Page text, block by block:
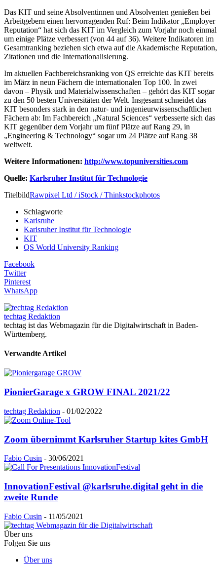
Das KIT und seine Absolventinnen und Absolventen genießen bei
Arbeitgebern einen hervorragenden Ruf: Beim Indikator „Employer
Reputation“ hat sich das KIT im Vergleich zum Vorjahr noch einmal
um einige Plätze verbessert (von 44 auf 36). Weitere Indikatoren im
Gesamtranking beziehen sich etwa auf die Akademische Reputation,
Zitationen und die Internationalisierung.
Im aktuellen Fachbereichsranking von QS erreichte das KIT bereits
im März in neun Fächern die internationalen Top 100. In zwei
davon – Physik und Materialwissenschaften – gehört das KIT sogar
zu den 50 besten Universitäten der Welt. Insgesamt schneidet das
KIT besonders stark in den natur- und ingenieurwissenschaftlichen
Fächern ab: Im Fachbereich „Natural Sciences“ verbesserte sich das
KIT gegenüber dem Vorjahr um fünf Plätze auf Rang 29, in
„Engineering & Technology“ sogar um 24 Plätze auf Rang 38
weltweit.
Weitere Informationen: http://www.topuniversities.com
Quelle: Karlsruher Institut für Technologie
TitelbildRawpixel Ltd / iStock / Thinkstockphotos
Schlagworte
Karlsruhe
Karlsruher Institut für Technologie
KIT
QS World University Ranking
Facebook
Twitter
Pinterest
WhatsApp
techtag Redaktion
techtag ist das Webmagazin für die Digitalwirtschaft in Baden-
Württemberg.
Verwandte Artikel
PionierGarage x GROW FINAL 2021/22
techtag Redaktion - 01/02/2022
Zoom übernimmt Karlsruher Startup kites GmbH
Fabio Cusin - 30/06/2021
InnovationFestival @karlsruhe.digital geht in die
zweite Runde
Fabio Cusin - 11/05/2021
Über uns
Folgen Sie uns
Über uns